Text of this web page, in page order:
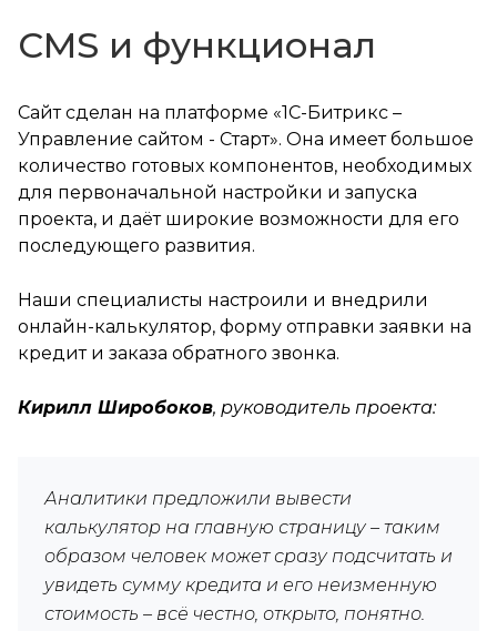
CMS и функционал
Сайт сделан на платформе «1С-Битрикс –
Управление сайтом - Старт». Она имеет большое
количество готовых компонентов, необходимых
для первоначальной настройки и запуска
проекта, и даёт широкие возможности для его
последующего развития.
Наши специалисты настроили и внедрили
онлайн-калькулятор, форму отправки заявки на
кредит и заказа обратного звонка.
Кирилл Широбоков, руководитель проекта:
Аналитики предложили вывести
калькулятор на главную страницу – таким
образом человек может сразу подсчитать и
увидеть сумму кредита и его неизменную
стоимость – всё честно, открыто, понятно.